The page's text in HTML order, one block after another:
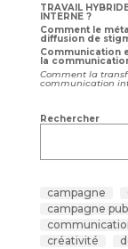
TRAVAIL
INTERNE ?
Comment le
diffusion de
Communication
la
Comment la
communication
Rechercher
campagne
campagne
créativité